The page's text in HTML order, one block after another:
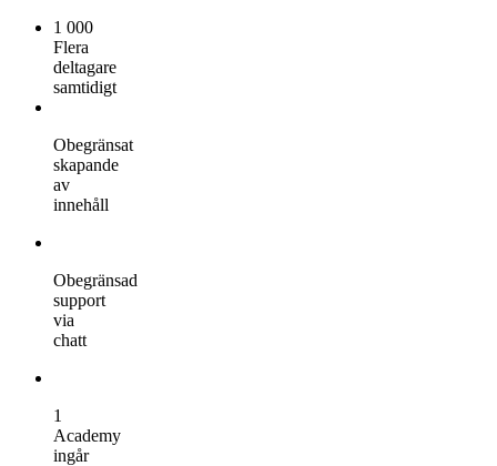
1 000
Flera
deltagare
samtidigt
Obegränsat
skapande
av
innehåll
Obegränsad
support
via
chatt
1
Academy
ingår